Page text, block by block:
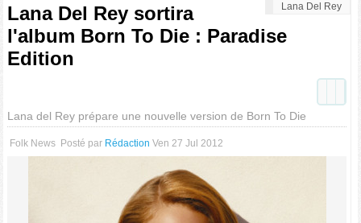
Lana Del Rey
Lana Del Rey sortira
l'album Born To Die : Paradise
Edition
Lana del Rey prépare une nouvelle version de Born To Die
Folk News Posté par Rédaction Ven 27 Jul 2012